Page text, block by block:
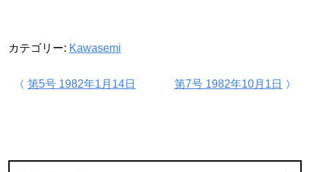
カテゴリー: Kawasemi
投稿ナビゲーション
第5号 1982年1月14日 第7号 1982年10月1日